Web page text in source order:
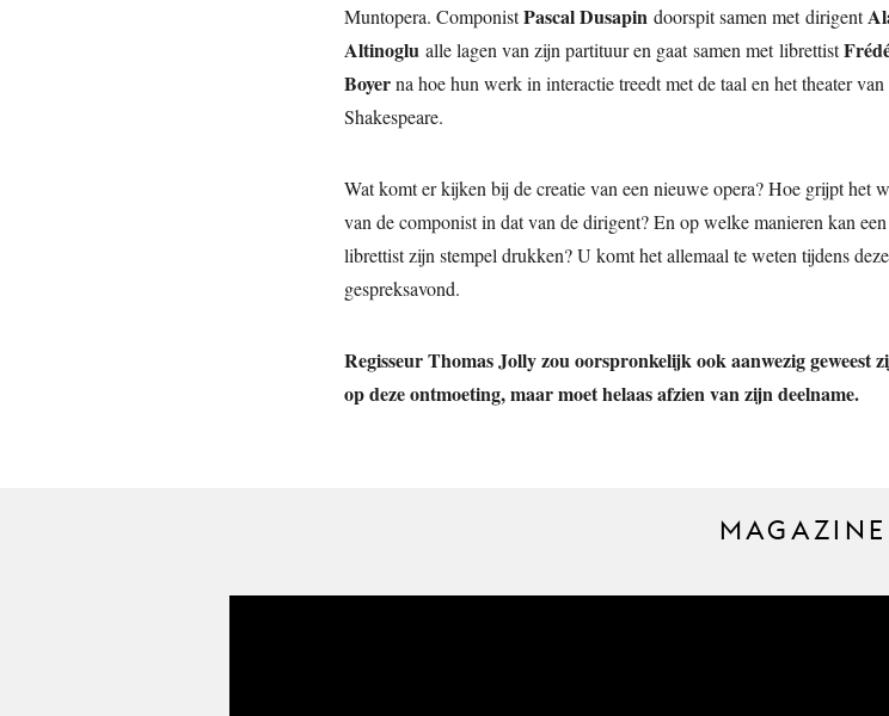
Muntopera. ComponistPascal Dusapin doorspit samen met dirigent
Altinoglu alle lagen van zijn partituur en gaat samen met librettist
Boyerna hoe hun werk in interactie treedt met de taal en het theater van
Shakespeare.
Wat komt er kijken bij de creatie van een nieuwe opera? Hoe grijpt het
van de componist in dat van de dirigent? En op welke manieren kan een
librettist zijn stempel drukken? U komt het allemaal te weten tijdens deze
gespreksavond.
Regisseur Thomas Jolly zou oorspronkelijk ook aanwezig geweest
op deze ontmoeting, maar moet helaas afzien van zijn deelname.
MAGAZINE